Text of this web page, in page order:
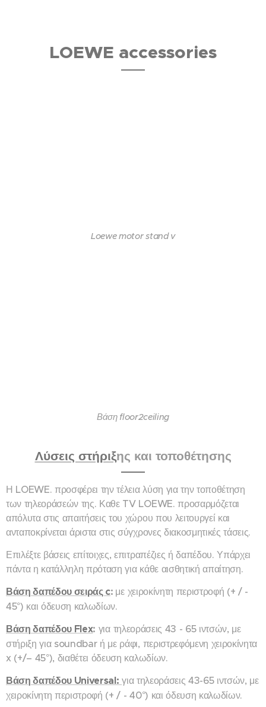
LOEWE accessories
Loewe motor stand v
Βάση floor2ceiling
Λύσεις στήριξης και τοποθέτησης
Η LOEWE. προσφέρει την τέλεια λύση για την τοποθέτηση
των τηλεοράσεών της. Καθε TV LOEWE. προσαρμόζεται
απόλυτα στις απαιτήσεις του χώρου που λειτουργεί και
ανταποκρίνεται άριστα στις σύγχρονες διακοσμητικές τάσεις.
Επιλέξτε βάσεις επίτοιχες, επιτραπέζιες ή δαπέδου. Υπάρχει
πάντα η κατάλληλη πρόταση για κάθε αισθητική απαίτηση.
Βάση δαπέδου σειράς c: με χειροκίνητη περιστροφή (+ / -
45°) και όδευση καλωδίων.
Βάσηδαπέδου Flex: για τηλεοράσεις 43 - 65 ιντσών, με
στήριξη για soundbar ή με ράφι, περιστρεφόμενη χειροκίνητα
x (+/– 45°), διαθέτει όδευση καλωδίων.
Βάση δαπέδου Universal: για τηλεοράσεις 43-65 ιντσών, με
χειροκίνητη περιστροφή (+ / - 40°) και όδευση καλωδίων.